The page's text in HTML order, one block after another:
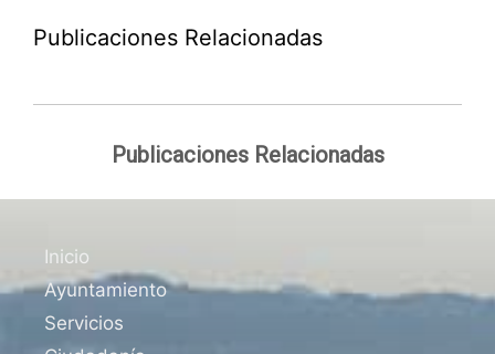
Publicaciones Relacionadas
Publicaciones Relacionadas
Inicio
Ayuntamiento
Servicios